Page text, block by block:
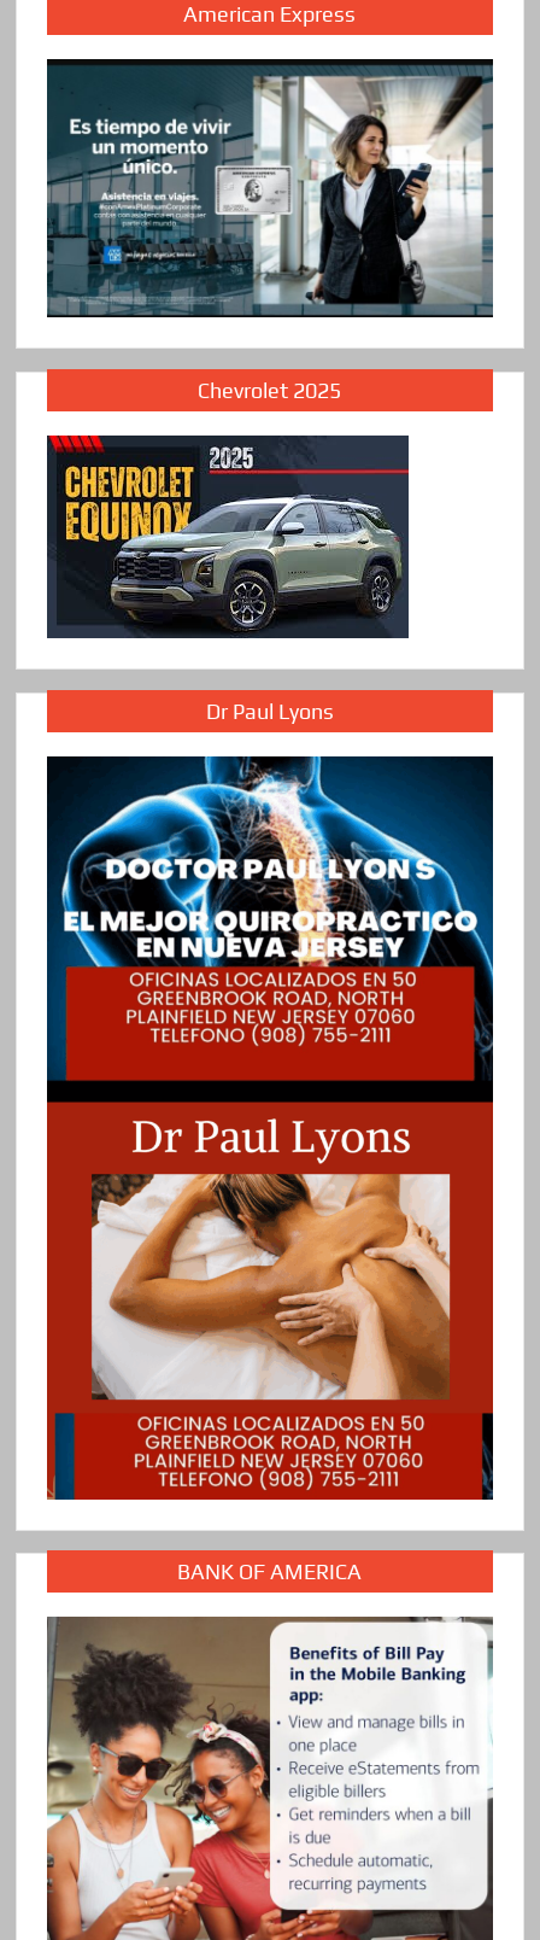
American Express
Chevrolet 2025
Dr Paul Lyons
BANK OF AMERICA